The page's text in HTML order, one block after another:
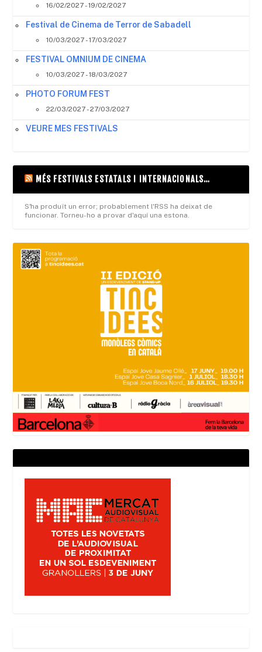
16/02/2027 - 19/02/2027
Festival de Cinema de Terror de Sabadell
10/03/2027 - 17/03/2027
FESTIVAL OMNIUM DE CINEMA
10/03/2027 - 18/03/2027
PHOTO FORUM FEST
22/03/2027 - 27/03/2027
VEURE MES FESTIVALS
MÉS FESTIVALS ESTATALS I INTERNACIONALS…
S'ha produït un error; probablement l'RSS ha deixat de
funcionar. Torneu-ho a provar d'aquí una estona.